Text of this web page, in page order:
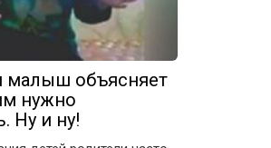
малыш объясняет
нужно
Ну и ну!